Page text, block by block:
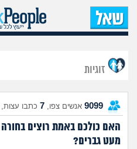
זוגיות
9099 אנשים צפו, 7 כתבו עצות,
האם כולכם באמת רוצים
מעט גברים?